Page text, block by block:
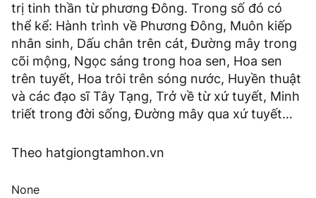
trị tinh thần từ phương Đông. Trong số đó có
thể kể: Hành trình về Phương Đông, Muôn kiếp
nhân sinh, Dấu chân trên cát, Đường mây trong
cõi mộng, Ngọc sáng trong hoa sen, Hoa sen
trên tuyết, Hoa trôi trên sóng nước, Huyền thuật
và các đạo sĩ Tây Tạng, Trở về từ xứ tuyết, Minh
triết trong đời sống, Đường mây qua xứ tuyết…
Theo hatgiongtamhon.vn
None